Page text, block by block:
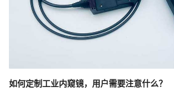
如何定制工业内窥镜，用户需要注意什么？